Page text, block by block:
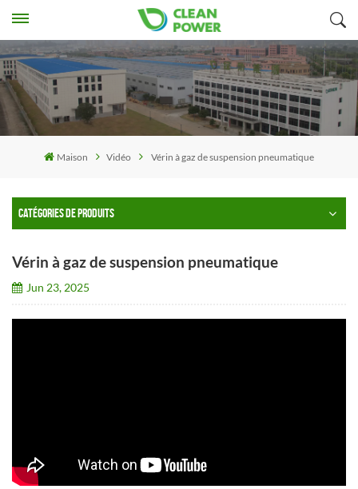
Maison Vidéo Vérin à gaz de suspension pneumatique
CATÉGORIES DE PRODUITS
Vérin à gaz de suspension pneumatique
Jun 23, 2025